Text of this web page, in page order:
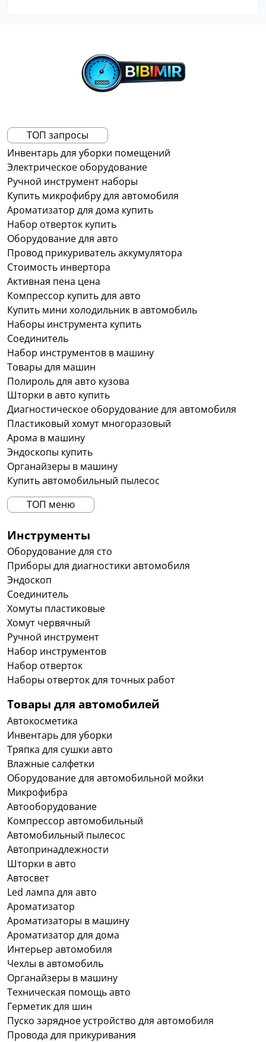
ТОП запросы
Инвентарь для уборки помещений
Электрическое оборудование
Ручной инструмент наборы
Купить микрофибру для автомобиля
Ароматизатор для дома купить
Набор отверток купить
Оборудование для авто
Провод прикуриватель аккумулятора
Стоимость инвертора
Активная пена цена
Компрессор купить для авто
Купить мини холодильник в автомобиль
Наборы инструмента купить
Соединитель
Набор инструментов в машину
Товары для машин
Полироль для авто кузова
Шторки в авто купить
Диагностическое оборудование для автомобиля
Пластиковый хомут многоразовый
Арома в машину
Эндоскопы купить
Органайзеры в машину
Купить автомобильный пылесос
ТОП меню
Инструменты
Оборудование для сто
Приборы для диагностики автомобиля
Эндоскоп
Соединитель
Хомуты пластиковые
Хомут червячный
Ручной инструмент
Набор инструментов
Набор отверток
Наборы отверток для точных работ
Товары для автомобилей
Автокосметика
Инвентарь для уборки
Тряпка для сушки авто
Влажные салфетки
Оборудование для автомобильной мойки
Микрофибра
Автооборудование
Компрессор автомобильный
Автомобильный пылесос
Автопринадлежности
Шторки в авто
Автосвет
Led лампа для авто
Ароматизатор
Ароматизаторы в машину
Ароматизатор для дома
Интерьер автомобиля
Чехлы в автомобиль
Органайзеры в машину
Техническая помощь авто
Герметик для шин
Пуско зарядное устройство для автомобиля
Провода для прикуривания